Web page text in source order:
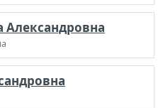
Александровна